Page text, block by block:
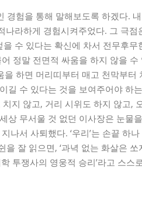
경험을 통해 말해보도록 하겠다.
라하게 경험시켜주었다. 그 극
수 있다는 확신에 차서 전무후무
정말 전면적 싸움을 하지 않을
을 하면 머리띠부터 매고 천막부
길 수 있다는 것을 보여주어야 하
지 않고, 거리 시위도 하지 않고,
상 무서울 것 없던 이사장은 눈물
나서 사퇴했다. ‘우리’는 손끝 하
잘 읽으면, ‘과녁 없는 화살은 쏘
투쟁사의 영웅적 승리’라고 스스